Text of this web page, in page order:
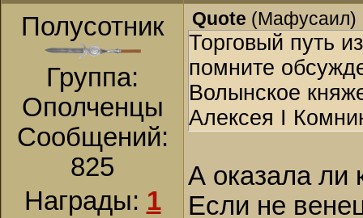
Полусотник
Группа:
Ополченцы
Сообщений:
825
Награды: 1
Quote (Мафусаил)
Торговый путь
помните
Волынское
Алексея I
А оказала ли
Если не